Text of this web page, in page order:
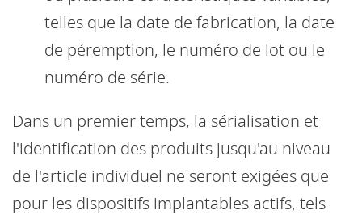
telles que la date de fabrication, la date
de péremption, le numéro de lot ou le
numéro de série.
Dans un premier temps, la sérialisation et
l'identification des produits jusqu'au niveau
de l'article individuel ne seront exigées que
pour les dispositifs implantables actifs, tels